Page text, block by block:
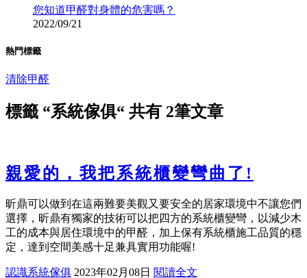
您知道甲醛對身體的危害嗎？
2022/09/21
熱門標籤
清除甲醛
標籤 “系統傢俱“ 共有 2筆文章
親愛的，我把系統櫃變彎曲了!
昕鼎可以做到在這兩難要美觀又要安全的居家環境中不讓您們
選擇，昕鼎有獨家的技術可以把四方的系統櫃變彎，以減少木
工的成本與居住環境中的甲醛，加上保有系統櫃施工品質的穩
定，達到空間美感十足兼具實用功能喔!
認識系統傢俱 2023年02月08日 閱讀全文